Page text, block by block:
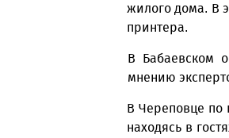
жилого дома. В
принтера.
В Бабаевском
мнению
В Череповце по
находясь в